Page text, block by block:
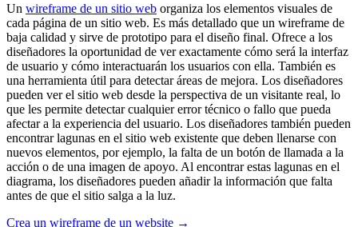
Un wireframe de un sitio web organiza los elementos visuales de
cada página de un sitio web. Es más detallado que un wireframe de
baja calidad y sirve de prototipo para el diseño final. Ofrece a los
diseñadores la oportunidad de ver exactamente cómo será la interfaz
de usuario y cómo interactuarán los usuarios con ella. También es
una herramienta útil para detectar áreas de mejora. Los diseñadores
pueden ver el sitio web desde la perspectiva de un visitante real, lo
que les permite detectar cualquier error técnico o fallo que pueda
afectar a la experiencia del usuario. Los diseñadores también pueden
encontrar lagunas en el sitio web existente que deben llenarse con
nuevos elementos, por ejemplo, la falta de un botón de llamada a la
acción o de una imagen de apoyo. Al encontrar estas lagunas en el
diagrama, los diseñadores pueden añadir la información que falta
antes de que el sitio salga a la luz.
Crea un wireframe de un website →